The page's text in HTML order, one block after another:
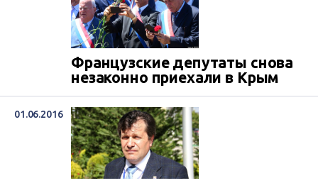
Французские депутаты снова
незаконно приехали в Крым
01.06.2016